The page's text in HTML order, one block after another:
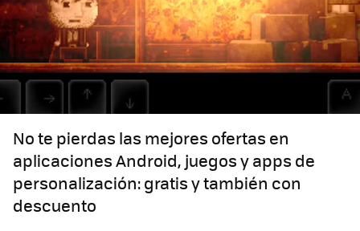
No te pierdas las mejores ofertas en
aplicaciones Android, juegos y apps de
personalización: gratis y también con
descuento